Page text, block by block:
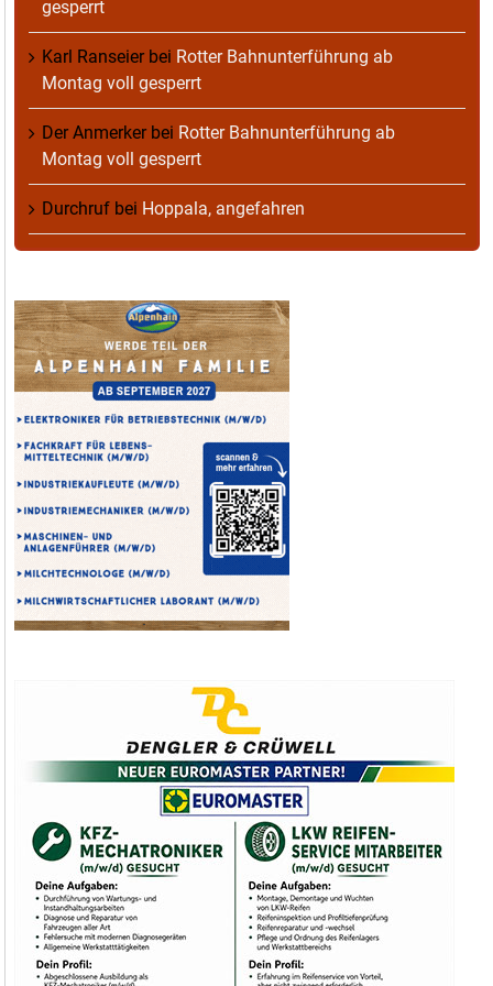
gesperrt
Karl Ranseierbei Rotter Bahnunterführung ab
Montag voll gesperrt
Der Anmerkerbei Rotter Bahnunterführung ab
Montag voll gesperrt
Durchruf bei Hoppala, angefahren